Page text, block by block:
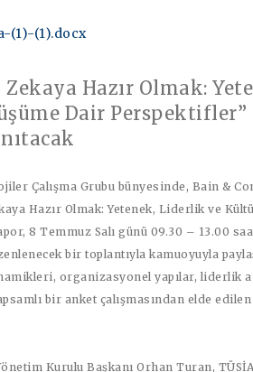
(1)-(1).docx
Hazır Olmak:
Dair Perspektifler”
Çalışma Grubu bünyesinde, Bain &
Hazır Olmak: Yetenek, Liderlik ve
8 Temmuz Salı günü 09.30 – 13.00
bir toplantıyla kamuoyuyla
organizasyonel yapılar, liderlik
bir anket çalışmasından elde
Kurulu Başkanı Orhan Turan,